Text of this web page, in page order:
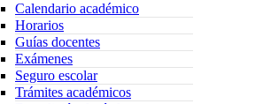
Calendario académico
Horarios
Guías docentes
Exámenes
Seguro escolar
Trámites académicos